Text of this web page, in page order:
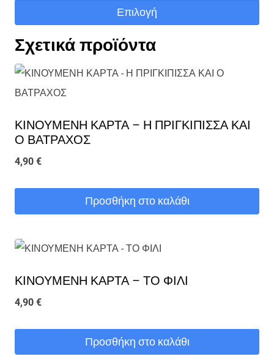
Επιλογή
το
προϊόν
έχει
παραλλαγές.
μπορούν
να
στη
του
προϊόντος
Σχετικά προϊόντα
ΚΙΝΟΥΜΕΝΗ ΚΑΡΤΑ – Η ΠΡΙΓΚΙΠΙΣΣΑ ΚΑΙ
Ο ΒΑΤΡΑΧΟΣ
4,90 €
Προσθήκη στο καλάθι
ΚΙΝΟΥΜΕΝΗ ΚΑΡΤΑ – ΤΟ ΦΙΛΙ
4,90 €
Προσθήκη στο καλάθι